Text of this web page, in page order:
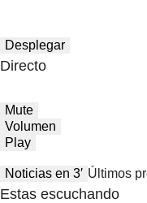
Desplegar
Directo
Mute
Volumen
Play
Noticias en 3′ Últimos
Estas escuchando